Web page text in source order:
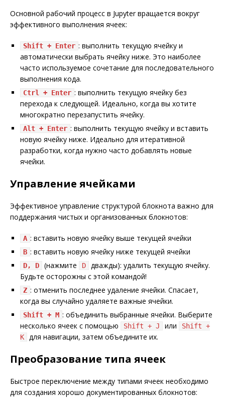
Основной рабочий процесс в Jupyter вращается вокруг
эффективного выполнения ячеек:
Shift + Enter : выполнить текущую ячейку и
автоматически выбрать ячейку ниже. Это наиболее
часто используемое сочетание для последовательного
выполнения кода.
Ctrl + Enter : выполнить текущую ячейку без
перехода к следующей. Идеально, когда вы хотите
многократно перезапустить ячейку.
Alt + Enter : выполнить текущую ячейку и вставить
новую ячейку ниже. Идеально для итеративной
разработки, когда нужно часто добавлять новые
ячейки.
Управление ячейками
Эффективное управление структурой блокнота важно для
поддержания чистых и организованных блокнотов:
A : вставить новую ячейку выше текущей ячейки
B : вставить новую ячейку ниже текущей ячейки
D, D (нажмите D
дважды): удалить текущую ячейку.
Будьте осторожны с этой командой!
Z : отменить последнее удаление ячейки. Спасает,
когда вы случайно удаляете важные ячейки.
Shift + M : объединить выбранные ячейки. Выберите
несколько ячеек с помощью
Shift + J или
Shift +
K
для навигации, затем объедините их.
Преобразование типа ячеек
Быстрое переключение между типами ячеек необходимо
для создания хорошо документированных блокнотов: